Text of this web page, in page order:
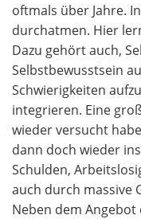
oftmals über Jahre.
durchatmen. Hier
Dazu gehört auch,
Selbstbewusstsein
Schwierigkeiten
integrieren. Eine
wieder versucht
dann doch wieder
Schulden,
auch durch massive
Neben dem